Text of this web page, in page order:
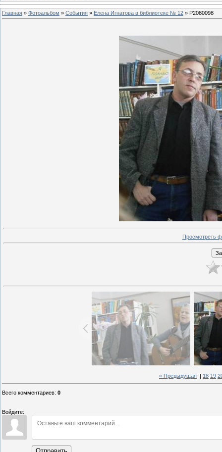
Главная » Фотоальбом » События » Елена Игнатова в библиотеке № 12 » P2080098
Просмотреть
« Предыдущая 18 19
Всего комментариев: 0
Войдите: